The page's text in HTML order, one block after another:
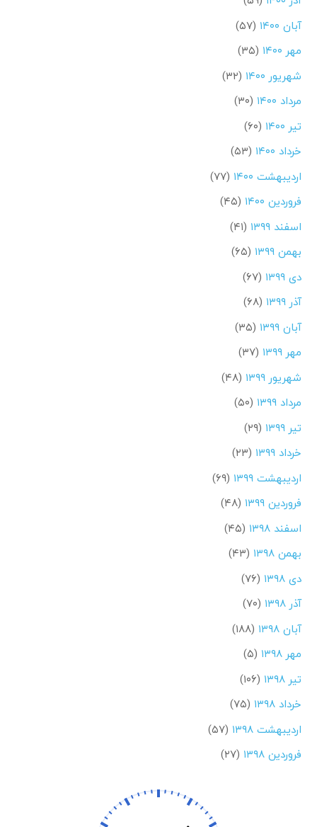
آبان ۱۴۰۰
(۵۷)
مهر ۱۴۰۰
(۳۵)
شهریور ۱۴۰۰
(۳۲)
مرداد ۱۴۰۰
(۳۰)
تیر ۱۴۰۰
(۶۰)
خرداد ۱۴۰۰
(۵۳)
اردیبهشت ۱۴۰۰
(۷۷)
فروردین ۱۴۰۰
(۴۵)
اسفند ۱۳۹۹
(۴۱)
بهمن ۱۳۹۹
(۶۵)
دی ۱۳۹۹
(۶۷)
آذر ۱۳۹۹
(۶۸)
آبان ۱۳۹۹
(۳۵)
مهر ۱۳۹۹
(۳۷)
شهریور ۱۳۹۹
(۴۸)
مرداد ۱۳۹۹
(۵۰)
تیر ۱۳۹۹
(۲۹)
خرداد ۱۳۹۹
(۲۳)
اردیبهشت ۱۳۹۹
(۶۹)
فروردین ۱۳۹۹
(۴۸)
اسفند ۱۳۹۸
(۴۵)
بهمن ۱۳۹۸
(۴۳)
دی ۱۳۹۸
(۷۶)
آذر ۱۳۹۸
(۷۰)
آبان ۱۳۹۸
(۱۸۸)
مهر ۱۳۹۸
(۵)
تیر ۱۳۹۸
(۱۰۶)
خرداد ۱۳۹۸
(۷۵)
اردیبهشت ۱۳۹۸
(۵۷)
فروردین ۱۳۹۸
(۲۷)